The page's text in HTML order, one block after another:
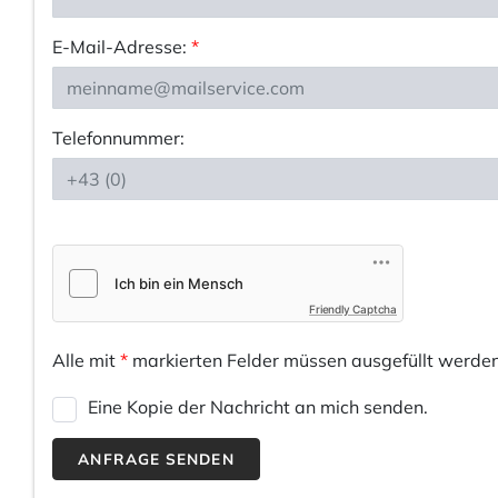
E-Mail-Adresse: *
Telefonnummer:
Friendly Captcha
Alle mit * markierten Felder müssen ausgefüllt
Eine Kopie der Nachricht an mich senden.
ANFRAGE SENDEN